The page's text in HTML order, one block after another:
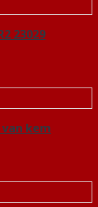
23029
van kem